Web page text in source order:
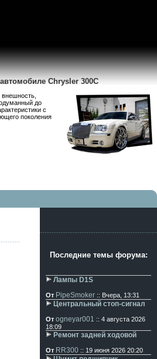
Chrysler 300C
до
с
поколения
Последние темы форума:
Лампы D1S
От PipeSmoker :: Вчера, 13:31
Центральный стоп-сигнал
От ogneyar001 :: 4 августа 2026
18:09
Ремонт задней ходовой
От RR300 :: 19 июня 2026 20:20